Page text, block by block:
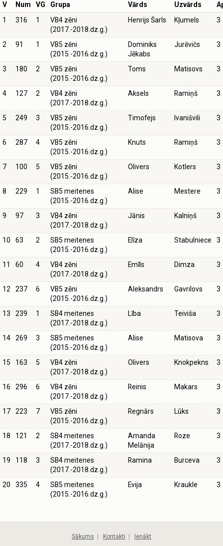
V Num VG Grupa Vārds Uzvārds
1
316 1
VB4 zēni
(2017.-2018.dz.g.)
Henrijs Šarls Kļumels 3
2 91 1
VB5 zēni
(2015.-2016.dz.g.)
Dominiks
Jēkabs
Jurēvičs 3
3 180 2
VB5 zēni
(2015.-2016.dz.g.)
Toms Matisovs 3
4 127 2
VB4 zēni
(2017.-2018.dz.g.)
Aksels Ramiņš 3
5 249 3
VB5 zēni
(2015.-2016.dz.g.)
Timofejs Ivanišvili 3
6 287 4
VB5 zēni
(2015.-2016.dz.g.)
Knuts Ramiņš 3
7 100 5
VB5 zēni
(2015.-2016.dz.g.)
Olivers Kotlers 3
8 229 1
SB5 meitenes
(2015.-2016.dz.g.)
Alise Mestere 3
9 97 3
VB4 zēni
(2017.-2018.dz.g.)
Jānis Kalniņš 3
10 63 2
SB5 meitenes
(2015.-2016.dz.g.)
Elīza Stabulniece 3
11 60 4
VB4 zēni
(2017.-2018.dz.g.)
Emīls Dimza 3
12 237 6
VB5 zēni
(2015.-2016.dz.g.)
Aleksandrs Gavrilovs 3
13 239 1
SB4 meitenes
(2017.-2018.dz.g.)
Lība Teiviša 3
14 269 3
SB5 meitenes
(2015.-2016.dz.g.)
Alise Matisova 3
15 163 5
VB4 zēni
(2017.-2018.dz.g.)
Olivers Knokpekns 3
16 296 6
VB4 zēni
(2017.-2018.dz.g.)
Reinis Makars 3
17 223 7
VB5 zēni
(2015.-2016.dz.g.)
Regnārs Lūks 3
18 121 2
SB4 meitenes
(2017.-2018.dz.g.)
Amanda
Melānija
Roze 3
19 118 3
SB4 meitenes
(2017.-2018.dz.g.)
Ramina Burceva 3
20 335 4
SB5 meitenes
(2015.-2016.dz.g.)
Evija Kraukle 3
Sākums Kontakti Ienākt